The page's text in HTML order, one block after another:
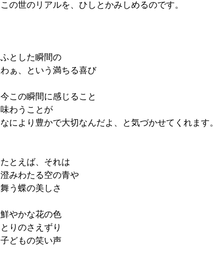
この世のリアルを、ひしとかみしめるのです。
ふとした瞬間の
わぁ、という満ちる喜び
今この瞬間に感じること
味わうことが
なにより豊かで大切なんだよ、と気づかせてくれます。
たとえば、それは
澄みわたる空の青や
舞う蝶の美しさ
鮮やかな花の色
とりのさえずり
子どもの笑い声